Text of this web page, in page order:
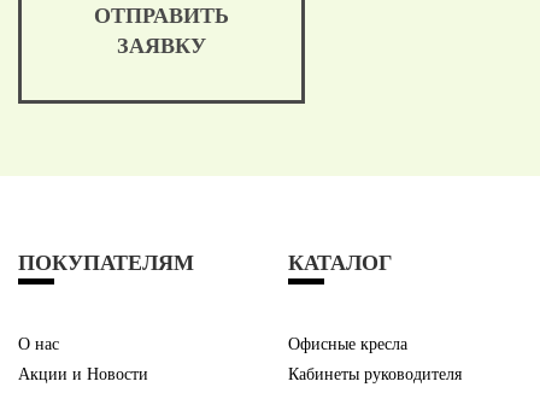
ОТПРАВИТЬ
ЗАЯВКУ
ПОКУПАТЕЛЯМ
О нас
Акции и Новости
КАТАЛОГ
Офисные кресла
Кабинеты руководителя